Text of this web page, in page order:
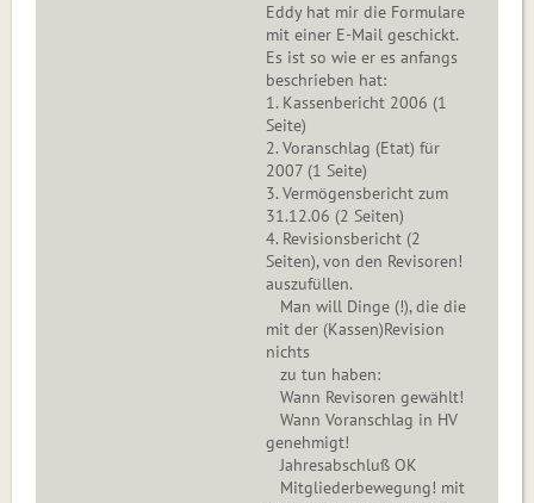
Eddy hat mir die Formulare
mit einer E-Mail geschickt.
Es ist so wie er es anfangs
beschrieben hat:
1. Kassenbericht 2006 (1
Seite)
2. Voranschlag (Etat) für
2007 (1 Seite)
3. Vermögensbericht zum
31.12.06 (2 Seiten)
4. Revisionsbericht (2
Seiten), von den Revisoren!
auszufüllen.
Man will Dinge (!), die die
mit der (Kassen)Revision
nichts
zu tun haben:
Wann Revisoren gewählt!
Wann Voranschlag in HV
genehmigt!
Jahresabschluß OK
Mitgliederbewegung! mit